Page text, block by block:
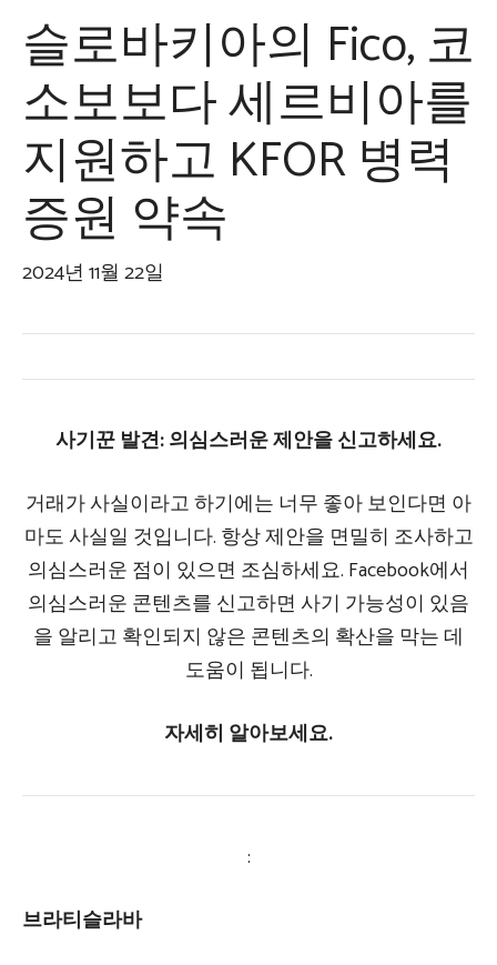
슬로바키아의 Fico, 코
소보보다 세르비아를
지원하고 KFOR 병력
증원 약속
2024년 11월 22일
사기꾼 발견: 의심스러운 제안을 신고하세요.
거래가 사실이라고 하기에는 너무 좋아 보인다면 아
마도 사실일 것입니다. 항상 제안을 면밀히 조사하고
의심스러운 점이 있으면 조심하세요. Facebook에서
의심스러운 콘텐츠를 신고하면 사기 가능성이 있음
을 알리고 확인되지 않은 콘텐츠의 확산을 막는 데
도움이 됩니다.
자세히 알아보세요.
:
브라티슬라바